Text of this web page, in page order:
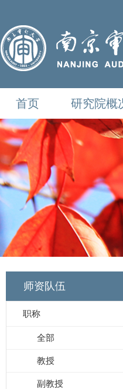
首页 研究院概
师资队伍
职称
全部
教授
副教授